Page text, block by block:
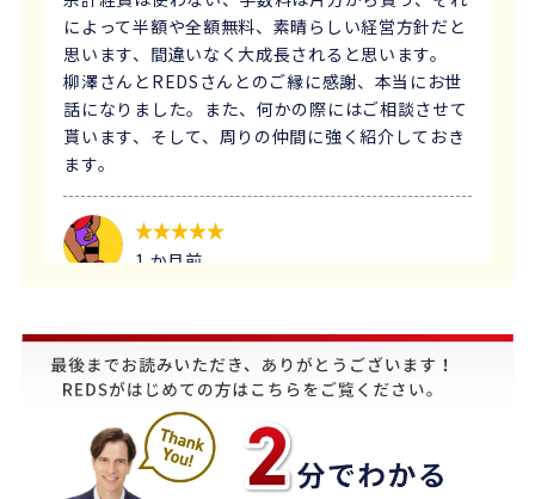
によって半額や全額無料、素晴らしい経営方針だと
思います、間違いなく大成長されると思います。
柳澤さんとREDSさんとのご縁に感謝、本当にお世
話になりました。また、何かの際にはご相談させて
貰います、そして、周りの仲間に強く紹介しておき
ます。
1 か月前
他の不動産会社と違って、売り込みが全くなく自分
のペースで進めることが出来るのが非常に大きかっ
担当の下山さんには大変お世話になりました。